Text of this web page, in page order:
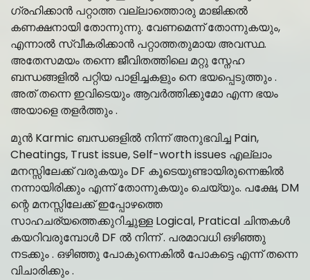
ഗ്രഹിക്കാൻ പറ്റാത്ത വല്ലാത്തൊരു മാജിക്കൽ
കണക്ഷനായി തോന്നുന്നു. വേണമെന്ന് തോന്നുകയും,
എന്നാൽ സ്വീകരിക്കാൻ പറ്റാത്തതുമായ അവസ്ഥ.
അതേസമയം തന്നെ ജീവിതത്തിലെ മറ്റു സ്നേഹ
ബന്ധങ്ങളിൽ പറ്റിയ പാളിച്ചകളും നെ ഭയപ്പെടുത്തും .
അത് തന്നെ ഇവിടെയും ആവർത്തിക്കുമോ എന്ന ഭയം
അയാളെ തളർത്തും .
മുൻ Karmic ബന്ധങളിൽ നിന്ന് അനുഭവിച്ച Pain,
Cheatings, Trust issue, Self-worth issues എല്ലാം
മനസ്സിലേക്ക് വരുകയും DF കൂടെയുണ്ടായിരുന്നെങ്കിൽ
നന്നായിരിക്കും എന്ന് തോന്നുകയും ചെയ്യും. പക്ഷേ, DM
ന്റെ മനസ്സിലേക്ക് ഇപ്പോഴത്തെ
സാഹചര്യത്തെക്കുറിച്ചുള്ള Logical, Pratical ചിന്തകൾ
കയറിവരുമ്പോൾ DF ൽ നിന്ന് . പരമാവധി ഒഴിഞ്ഞു
നടക്കും . ഒഴിഞ്ഞു പോകുന്നെകിൽ പോകട്ടെ എന്ന് തന്നെ
വിചാരിക്കും .